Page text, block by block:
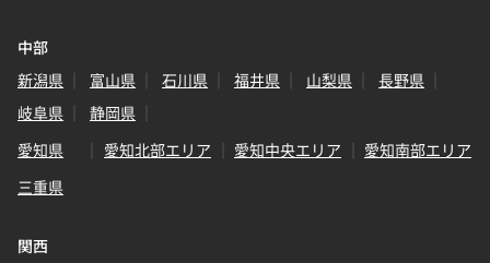
中部
新潟県
富山県 石川県 福井県 山梨県
長野県
岐阜県
静岡県
愛知県
愛知北部エリア 愛知中央エリア
愛知南部エリア
三重県
関西